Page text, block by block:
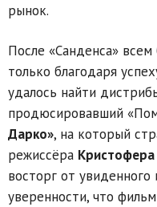
рынок.
После «Санденса»
только благодаря
удалось найти
продюсировавший
Дарко», на который
режиссёра
восторг от
уверенности, что